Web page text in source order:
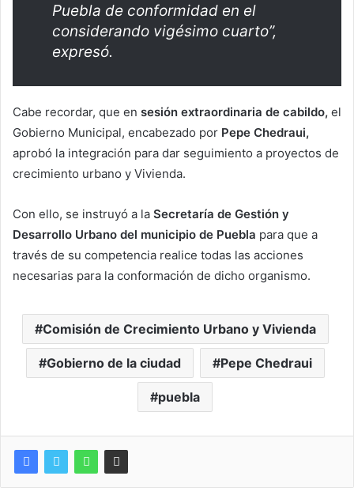
Puebla de conformidad en el
considerando vigésimo cuarto”,
expresó.
Cabe recordar, que en sesión extraordinaria de cabildo, el
Gobierno Municipal, encabezado por Pepe Chedraui,
aprobó la integración para dar seguimiento a proyectos de
crecimiento urbano y Vivienda.
Con ello, se instruyó a la Secretaría de Gestión y
Desarrollo Urbano del municipio de Puebla para que a
través de su competencia realice todas las acciones
necesarias para la conformación de dicho organismo.
Comisión de Crecimiento Urbano y Vivienda
Gobierno de la ciudad Pepe Chedraui
puebla